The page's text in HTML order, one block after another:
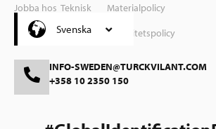
Jobba hos Teknisk
Materialpolicy
Integritetspolicy
Svenska
Čeština
INFO-SWEDEN@TURCKVILANT.COM
+358 10 2350 150